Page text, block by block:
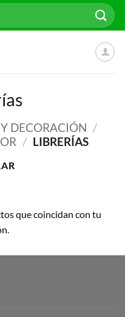
DECORACIÓN /
/ LIBRERÍAS
que coincidan con tu